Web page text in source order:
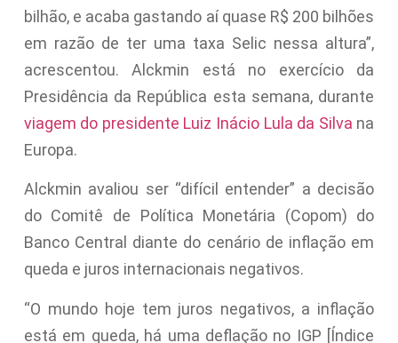
bilhão, e acaba gastando aí quase R$ 200 bilhões
em razão de ter uma taxa Selic nessa altura”,
acrescentou. Alckmin está no exercício da
Presidência da República esta semana, durante
viagem do presidente Luiz Inácio Lula da Silva na
Europa.
Alckmin avaliou ser “difícil entender” a decisão
do Comitê de Política Monetária (Copom) do
Banco Central diante do cenário de inflação em
queda e juros internacionais negativos.
“O mundo hoje tem juros negativos, a inflação
está em queda, há uma deflação no IGP [Índice